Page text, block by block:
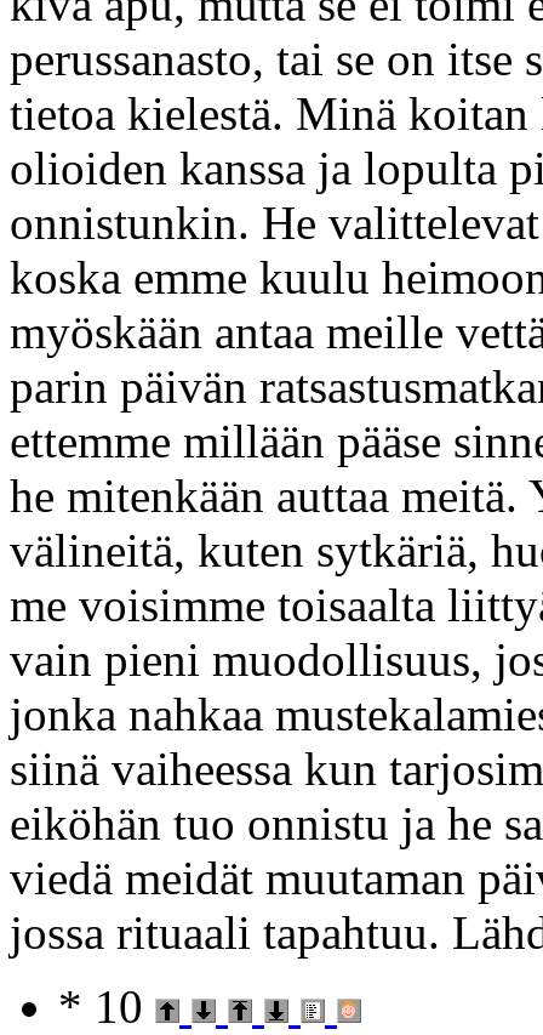
perussanasto, tai se on
tietoa kielestä. Minä
olioiden kanssa ja lopulta
onnistunkin. He
koska emme kuulu
myöskään antaa meille
parin päivän
ettemme millään pääse
he mitenkään auttaa
välineitä, kuten sytkäriä,
me voisimme toisaalta
vain pieni muodollisuus,
jonka nahkaa
siinä vaiheessa kun
eiköhän tuo onnistu ja he
viedä meidät muutaman
jossa rituaali tapahtuu.
* 10